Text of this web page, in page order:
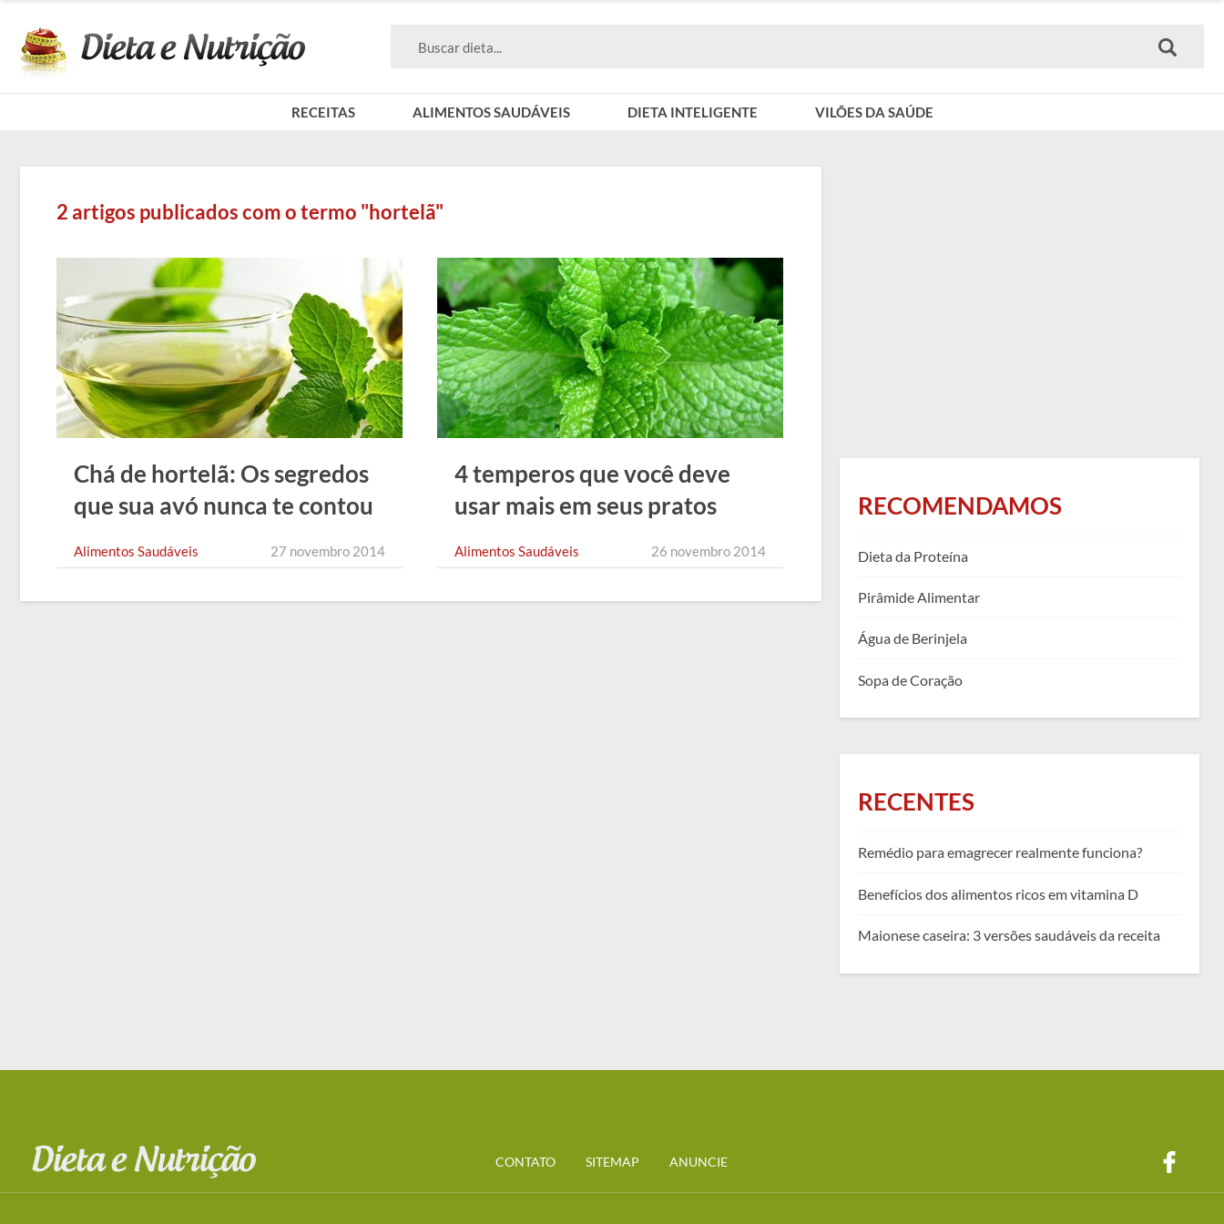
RECEITAS ALIMENTOS SAUDÁVEIS DIETA INTELIGENTE VILÕES DA SAÚDE
2 artigos publicados com o termo "hortelã"
Chá de hortelã: Os segredos
que sua avó nunca te contou
Alimentos Saudáveis 27 novembro 2014
4 temperos que você deve
usar mais em seus pratos
Alimentos Saudáveis 26 novembro 2014
RECOMENDAMOS
Dieta da Proteína
Pirâmide Alimentar
Água de Berinjela
Sopa de Coração
RECENTES
Remédio para emagrecer realmente funciona?
Benefícios dos alimentos ricos em vitamina D
Maionese caseira: 3 versões saudáveis da receita
CONTATO SITEMAP ANUNCIE